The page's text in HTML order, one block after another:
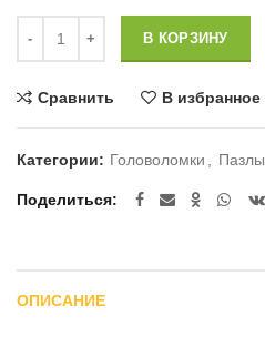
В КОРЗИНУ
Сравнить В избранное
Категории: Головоломки Пазлы
Поделиться
ОПИСАНИЕ